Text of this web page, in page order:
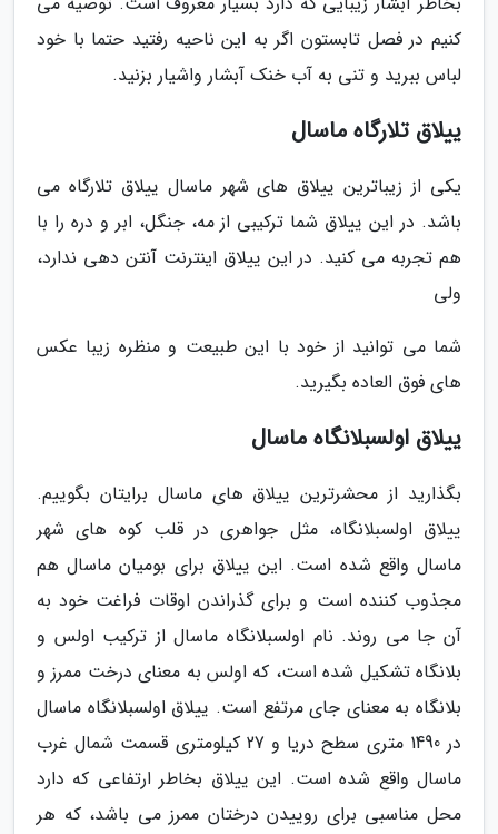
کنیم در فصل تابستون اگر به این ناحیه رفتید حتما با خود
لباس ببرید و تنی به آب خنک آبشار واشیار بزنید.
ییلاق تلارگاه ماسال
یکی از زیباترین ییلاق های شهر ماسال ییلاق تلارگاه می
باشد. در این ییلاق شما ترکیبی از مه، جنگل، ابر و دره را با
هم تجربه می کنید. در این ییلاق اینترنت آنتن دهی ندارد،
ولی
شما می توانید از خود با این طبیعت و منظره زیبا عکس
های فوق العاده بگیرید.
ییلاق اولسبلانگاه ماسال
بگذارید از محشرترین ییلاق های ماسال برایتان بگوییم.
ییلاق اولسبلانگاه، مثل جواهری در قلب کوه های شهر
ماسال واقع شده است. این ییلاق برای بومیان ماسال هم
مجذوب کننده است و برای گذراندن اوقات فراغت خود به
آن جا می روند. نام اولسبلانگاه ماسال از ترکیب اولس و
بلانگاه تشکیل شده است، که اولس به معنای درخت ممرز و
بلانگاه به معنای جای مرتفع است. ییلاق اولسبلانگاه ماسال
در 1490 متری سطح دریا و 27 کیلومتری قسمت شمال غرب
ماسال واقع شده است. این ییلاق بخاطر ارتفاعی که دارد
محل مناسبی برای روییدن درختان ممرز می باشد، که هر